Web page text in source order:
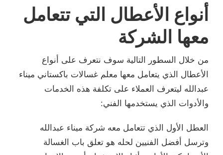
أنواع الأعطال التي تتعامل
معها الشركة
من خلال السطور التالية سوف نتعرف على أنواع
الأعطال الذي يتعامل معها معلم غسالات باكستاني ميناء
عبدالله ليتعرف العملاء على تكلفة هذه الخدمات
والأدوات الذي يستخدمها الفني:
العطل الأول الذي تتعامل معه شركة ميناء عبدالله
وترسل أفضل الفنيين لحله هو تعلق باب الغسالة